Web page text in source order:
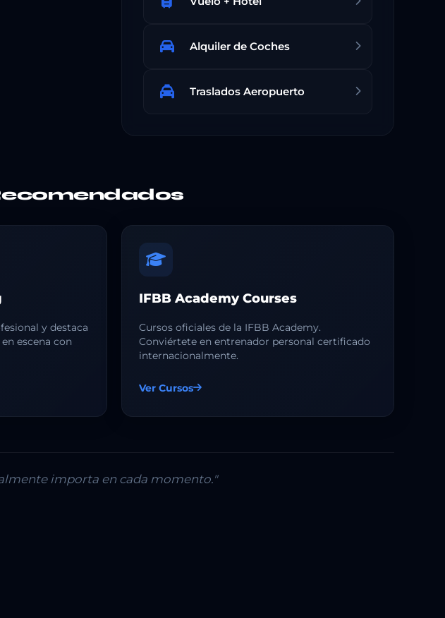
Alquiler de Coches
Traslados Aeropuerto
y destaca
escena con
IFBB Academy Courses
Cursos oficiales de la IFBB Academy.
Conviértete en entrenador personal certificado
internacionalmente.
Ver Cursos
importa en cada momento."